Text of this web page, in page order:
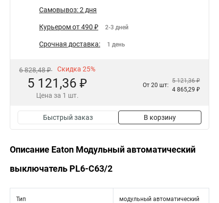
Самовывоз: 2 дня
Курьером от 490 ₽ 2-3 дней
Срочная доставка: 1 день
6 828,48 ₽ Скидка 25%
5 121,36 ₽
Цена за 1 шт.
От 20 шт:
5 121,36 ₽
4 865,29 ₽
Быстрый заказ В корзину
Описание Eaton Модульный автоматический
выключатель PL6-C63/2
Тип
модульный автоматический